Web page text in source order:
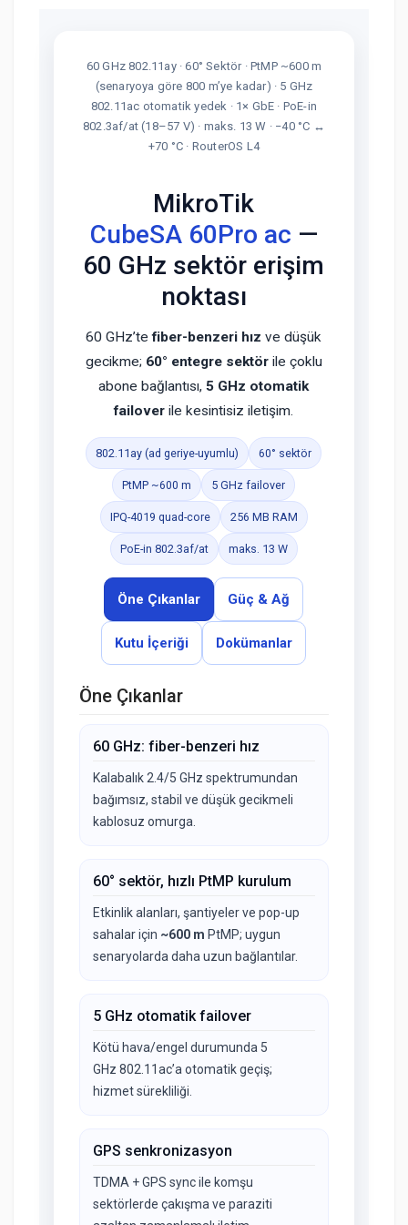
60 GHz 802.11ay · 60° Sektör · PtMP ~600 m
(senaryoya göre 800 m’ye kadar) · 5 GHz
802.11ac otomatik yedek · 1× GbE · PoE-in
802.3af/at (18–57 V) · maks. 13 W · −40 °C ↔
+70 °C · RouterOS L4
MikroTik
CubeSA 60Pro ac —
60 GHz sektör erişim
noktası
60 GHz’tefiber-benzeri hız ve düşük
gecikme; 60° entegre sektörile çoklu
abone bağlantısı,5 GHz otomatik
failover ile kesintisiz iletişim.
802.11ay (ad geriye-uyumlu) 60° sektör
PtMP ~600 m 5 GHz failover
IPQ-4019 quad-core 256 MB RAM
PoE-in 802.3af/at maks. 13 W
Öne Çıkanlar Güç & Ağ
Kutu İçeriği Dokümanlar
Öne Çıkanlar
60 GHz: fiber-benzeri hız
Kalabalık 2.4/5 GHz spektrumundan
bağımsız, stabil ve düşük gecikmeli
kablosuz omurga.
60° sektör, hızlı PtMP kurulum
Etkinlik alanları, şantiyeler ve pop-up
sahalar için ~600 m PtMP; uygun
senaryolarda daha uzun bağlantılar.
5 GHz otomatik failover
Kötü hava/engel durumunda 5
GHz 802.11ac’a otomatik geçiş;
hizmet sürekliliği.
GPS senkronizasyon
TDMA + GPS sync ile komşu
sektörlerde çakışma ve paraziti